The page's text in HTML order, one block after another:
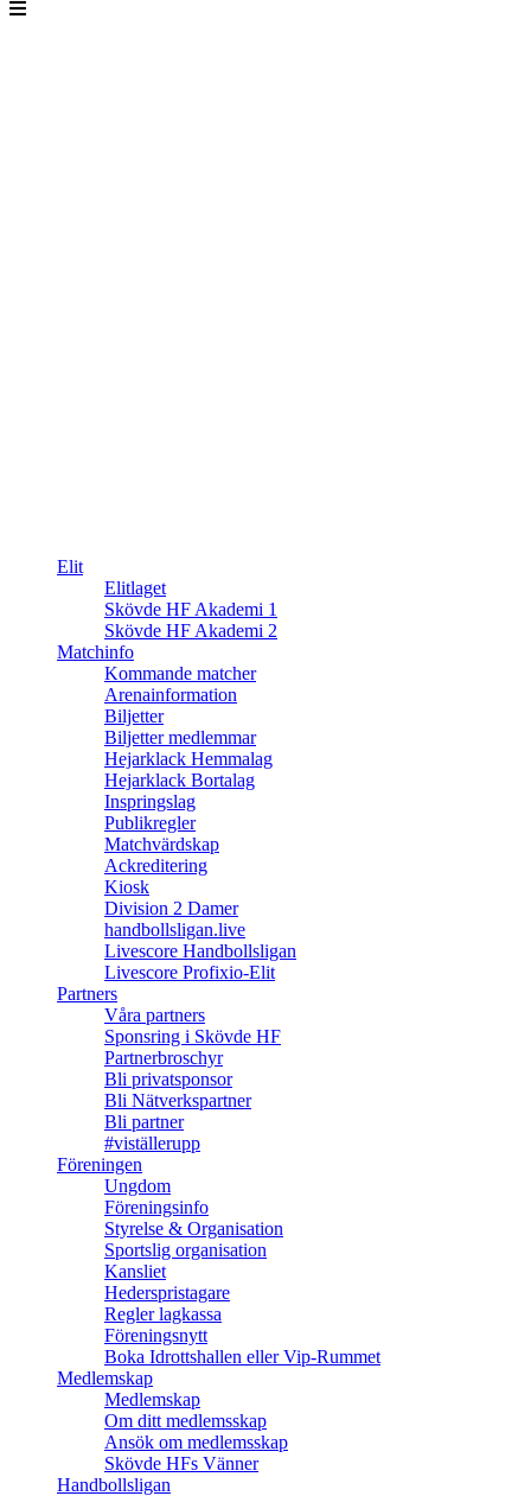
Elit
Elitlaget
Skövde HF Akademi 1
Skövde HF Akademi 2
Matchinfo
Kommande matcher
Arenainformation
Biljetter
Biljetter medlemmar
Hejarklack Hemmalag
Hejarklack Bortalag
Inspringslag
Publikregler
Matchvärdskap
Ackreditering
Kiosk
Division 2 Damer
handbollsligan.live
Livescore Handbollsligan
Livescore Profixio-Elit
Partners
Våra partners
Sponsring i Skövde HF
Partnerbroschyr
Bli privatsponsor
Bli Nätverkspartner
Bli partner
#viställerupp
Föreningen
Ungdom
Föreningsinfo
Styrelse & Organisation
Sportslig organisation
Kansliet
Hederspristagare
Regler lagkassa
Föreningsnytt
Boka Idrottshallen eller Vip-Rummet
Medlemskap
Medlemskap
Om ditt medlemsskap
Ansök om medlemsskap
Skövde HFs Vänner
Handbollsligan